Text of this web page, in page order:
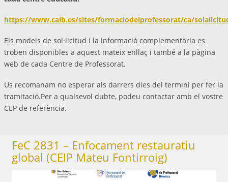
https://www.caib.es/sites/formaciodelprofessorat/ca/
Els models de sol·licitud i la informació complementària es
troben disponibles a aquest mateix enllaç i també a la pàgina
web de cada Centre de Professorat.
Us recomanam no esperar als darrers dies del termini per fer la
tramitació.Per a qualsevol dubte, podeu contactar amb el vostre
CEP de referència.
FeC 2831 – Enfocament restauratiu
global (CEIP Mateu Fontirroig)